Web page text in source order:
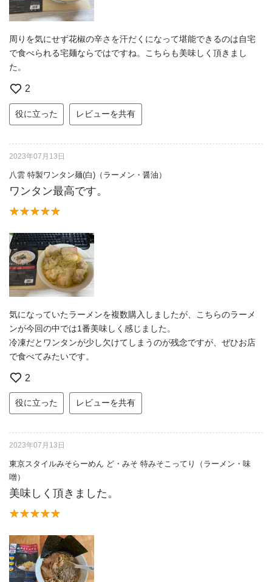
周りを気にせず花椒の辛さを汗だくになって堪能できるのは自宅
で食べられる宅麺ならではですね。こちらも美味しく頂きまし
た。
2
役に立った レビューを共有
2023年07月13日
八雲 特製ワンタン麺(白)（ラーメン・醤油）
ワンタン最高です。
気になっていたラーメンを複数購入しましたが、こちらのラーメ
ンが今回の中では1番美味しく感じました。
冷凍だとワンタンが少し欠けてしまうのが残念ですが、ぜひお店
で食べてみたいです。
2
役に立った レビューを共有
2023年07月13日
東京スタイルみそらーめん ど・みそ 特みそこってり（ラーメン・味
噌）
美味しく頂きました。